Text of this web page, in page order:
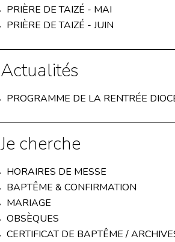
PRIÈRE DE TAIZÉ - MAI
PRIÈRE DE TAIZÉ - JUIN
Actualités
PROGRAMME DE LA RENTRÉE
Je cherche
HORAIRES DE MESSE
BAPTÊME & CONFIRMATION
MARIAGE
OBSÈQUES
CERTIFICAT DE BAPTÊME /